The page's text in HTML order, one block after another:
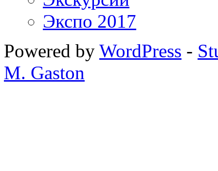
Экспо 2017
Powered by WordPress -
M. Gaston